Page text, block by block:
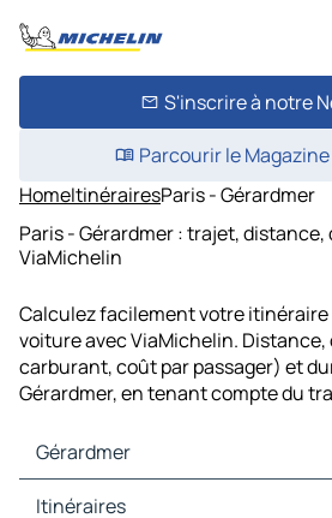
S'inscrire à notre
Parcourir le
HomeItinérairesParis - Gérardmer
Paris - Gérardmer : trajet, distance,
ViaMichelin
Calculez facilement votre itinéraire
voiture avec ViaMichelin. Distance,
carburant, coût par passager) et
Gérardmer, en tenant compte du
Gérardmer
Gérardmer Cartes et plans
Itinéraires